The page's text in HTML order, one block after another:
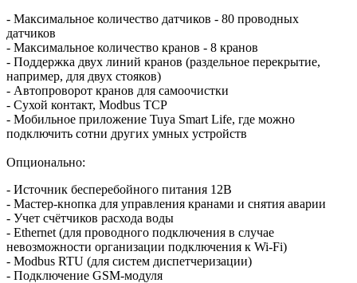
- Максимальное количество датчиков - 80 проводных
датчиков
- Максимальное количество кранов - 8 кранов
- Поддержка двух линий кранов (раздельное перекрытие,
например, для двух стояков)
- Автопроворот кранов для самоочистки
- Сухой контакт, Modbus TCP
- Мобильное приложение Tuya Smart Life, где можно
подключить сотни других умных устройств
Опционально:
- Источник бесперебойного питания 12В
- Мастер-кнопка для управления кранами и снятия аварии
- Учет счётчиков расхода воды
- Ethernet (для проводного подключения в случае
невозможности организации подключения к Wi-Fi)
- Modbus RTU (для систем диспетчеризации)
- Подключение GSM-модуля